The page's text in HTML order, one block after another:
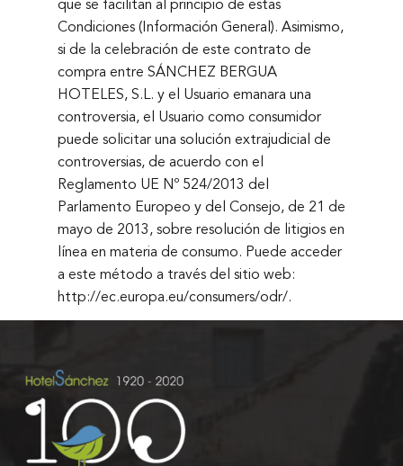
Condiciones (Información General). Asimismo,
si de la celebración de este contrato de
compra entre SÁNCHEZ BERGUA
HOTELES, S.L. y el Usuario emanara una
controversia, el Usuario como consumidor
puede solicitar una solución extrajudicial de
controversias, de acuerdo con el
Reglamento UE Nº 524/2013 del
Parlamento Europeo y del Consejo, de 21 de
mayo de 2013, sobre resolución de litigios en
línea en materia de consumo. Puede acceder
a este método a través del sitio web:
http://ec.europa.eu/consumers/odr/.